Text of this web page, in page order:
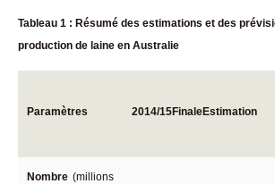
Tableau 1 : Résumé des estimations et des
production de laine en Australie
Paramètres 2014/15FinaleEstimation
Nombre (millions